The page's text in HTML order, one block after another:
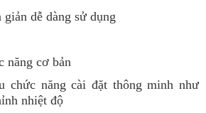
dễ dàng sử dụng
năng cơ bản
chức năng cài đặt thông minh như
nhiệt độ